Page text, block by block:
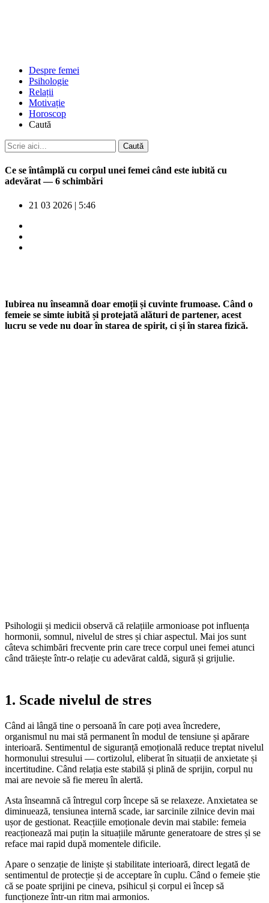
Despre femei
Psihologie
Relații
Motivație
Horoscop
Caută
Ce se întâmplă cu corpul unei femei când este iubită cu
adevărat — 6 schimbări
21 03 2026 | 5:46
Iubirea nu înseamnă doar emoții și cuvinte frumoase. Când o
femeie se simte iubită și protejată alături de partener, acest
lucru se vede nu doar în starea de spirit, ci și în starea fizică.
Psihologii și medicii observă că relațiile armonioase pot influența
hormonii, somnul, nivelul de stres și chiar aspectul. Mai jos sunt
câteva schimbări frecvente prin care trece corpul unei femei atunci
când trăiește într-o relație cu adevărat caldă, sigură și grijulie.
1. Scade nivelul de stres
Când ai lângă tine o persoană în care poți avea încredere,
organismul nu mai stă permanent în modul de tensiune și apărare
interioară. Sentimentul de siguranță emoțională reduce treptat nivelul
hormonului stresului — cortizolul, eliberat în situații de anxietate și
incertitudine. Când relația este stabilă și plină de sprijin, corpul nu
mai are nevoie să fie mereu în alertă.
Asta înseamnă că întregul corp începe să se relaxeze. Anxietatea se
diminuează, tensiunea internă scade, iar sarcinile zilnice devin mai
ușor de gestionat. Reacțiile emoționale devin mai stabile: femeia
reacționează mai puțin la situațiile mărunte generatoare de stres și se
reface mai rapid după momentele dificile.
Apare o senzație de liniște și stabilitate interioară, direct legată de
sentimentul de protecție și de acceptare în cuplu. Când o femeie știe
că se poate sprijini pe cineva, psihicul și corpul ei încep să
funcționeze într-un ritm mai armonios.